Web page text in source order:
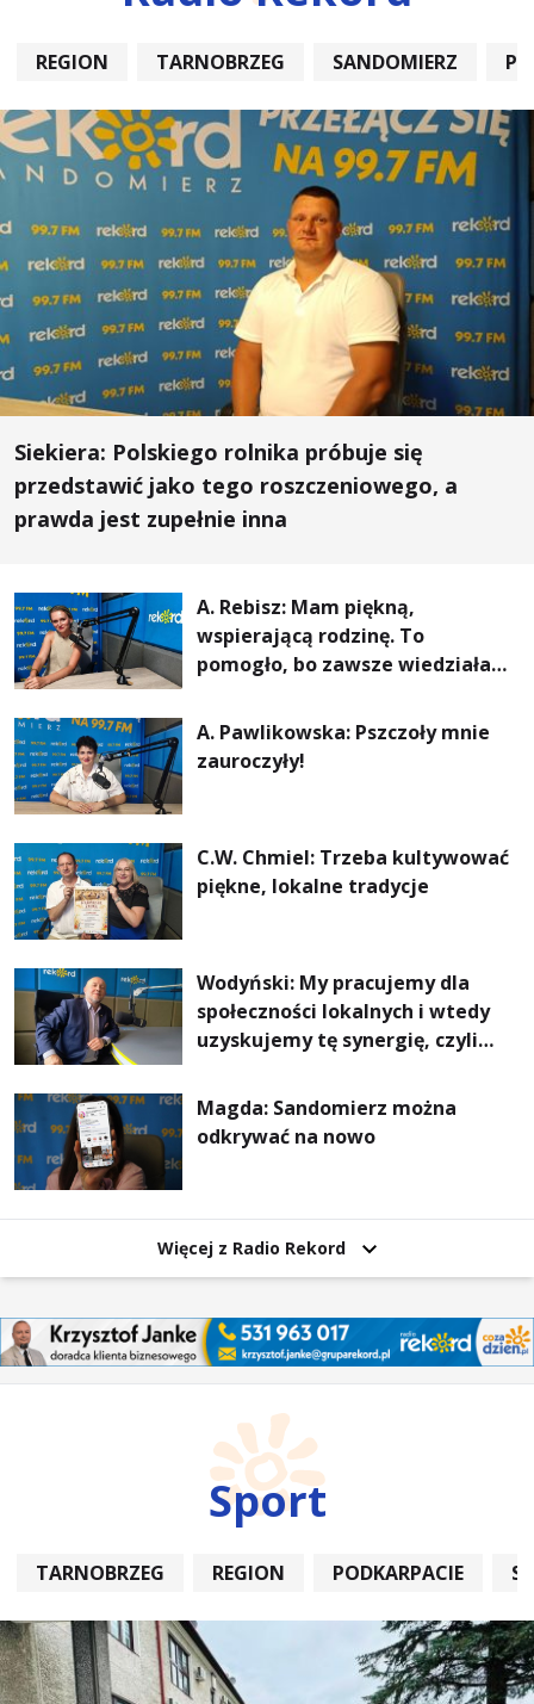
REGION TARNOBRZEG SANDOMIERZ
Siekiera: Polskiego rolnika próbuje się
przedstawić jako tego roszczeniowego, a
prawda jest zupełnie inna
A. Rebisz: Mam piękną,
wspierającą rodzinę. To
pomogło, bo zawsze wiedziałam,
najważniejsza
A. Pawlikowska: Pszczoły mnie
zauroczyły!
C.W. Chmiel: Trzeba kultywować
piękne, lokalne tradycje
Wodyński: My pracujemy dla
społeczności lokalnych i wtedy
uzyskujemy tę synergię, czyli
Magda: Sandomierz można
odkrywać na nowo
Więcej z Radio Rekord
Sport
TARNOBRZEG REGION PODKARPACIE